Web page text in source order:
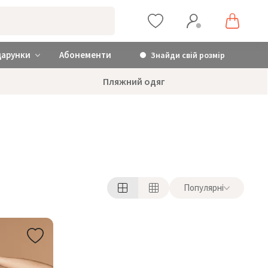
Абонементи Знайди свій розмір
Пляжний одяг
Популярні